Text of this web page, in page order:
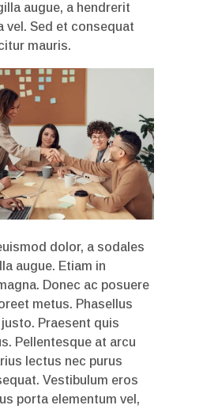
augue, a hendrerit
vel. Sed et consequat
mauris.
dolor, a sodales
augue. Etiam in
Donec ac posuere
metus. Phasellus
Praesent quis
Pellentesque at arcu
lectus nec purus
Vestibulum eros
porta elementum vel,